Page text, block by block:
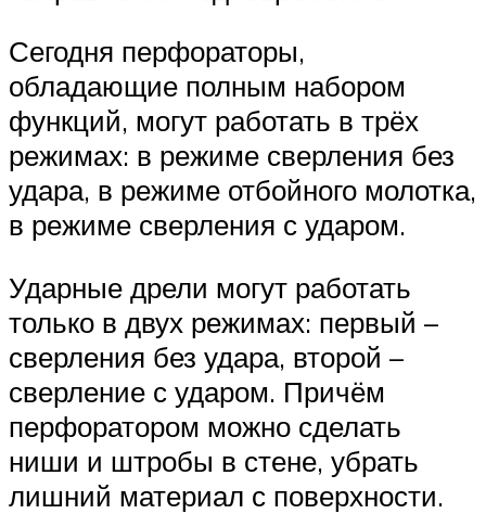
Сегодня перфораторы,
обладающие полным набором
функций, могут работать в трёх
режимах: в режиме сверления без
удара, в режиме отбойного молотка,
в режиме сверления с ударом.
Ударные дрели могут работать
только в двух режимах: первый –
сверления без удара, второй –
сверление с ударом. Причём
перфоратором можно сделать
ниши и штробы в стене, убрать
лишний материал с поверхности.